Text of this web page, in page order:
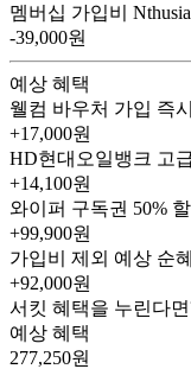
멤버십 가입비
-39,000원
예상 혜택
웰컴 바우처 가입 즉
+17,000원
HD현대오일뱅크 고
+14,100원
와이퍼 구독권 50%
+99,900원
가입비 제외 예상 순
+92,000원
서킷 혜택을 누린다면
예상 혜택
277,250원